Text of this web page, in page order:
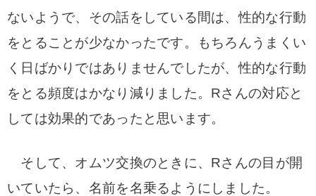
ないようで、 その話をしている間は、性的な行動
をとることが少なかったです。
もちろんうまくい
く日ばかりではありませんでしたが、性的な行動
をとる頻度はかなり減りました。Rさんの対応と
しては効果的であったと思います。
そして、オムツ交換のときに、Rさんの目が開
いていたら、名前を名乗るようにしました。